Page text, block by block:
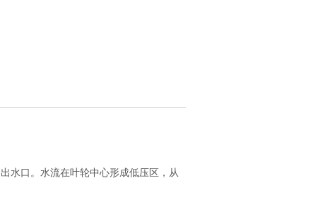
水口。水流在叶轮中心形成低压区，从